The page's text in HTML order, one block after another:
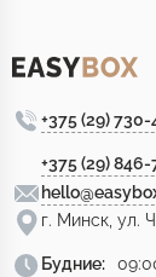
+375 (29)
+375 (29)
г. Минск, ул.
Будние: